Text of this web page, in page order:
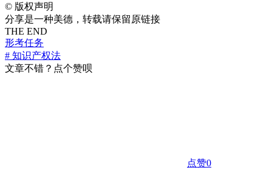
© 版权声明
分享是一种美德，转载请保留原链接
THE END
形考任务
# 知识产权法
文章不错？点个赞呗
点赞0